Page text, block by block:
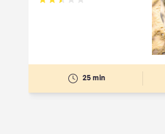
Betyg: 2.5 av 5
25 min